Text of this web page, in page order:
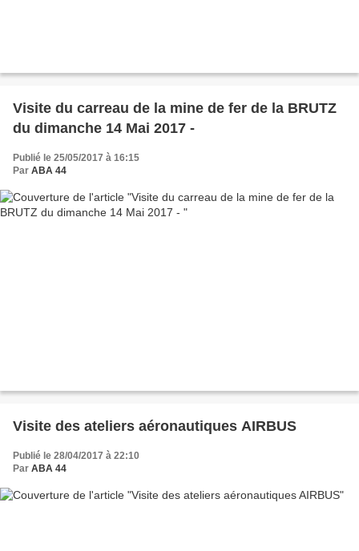
Visite du carreau de la mine de fer de la BRUTZ
du dimanche 14 Mai 2017 -
Publié le 25/05/2017 à 16:15
Par ABA 44
Visite des ateliers aéronautiques AIRBUS
Publié le 28/04/2017 à 22:10
Par ABA 44